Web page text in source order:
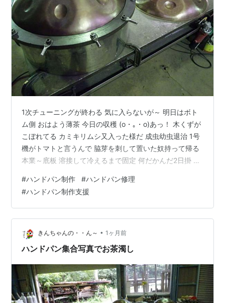
1次チューニングが終わる 気に入らないが～ 明日はボト
ム側 おはよう薄茶 今日の収穫 (o・｡・o)あっ！ 木くずが
こぼれてる カミキリムシ又入った様だ 成虫幼虫退治 1号
機がトマトと言うんで 脇芽を刺して置いた奴持って帰る
本業～底板 溶接して冷えるまで固定 何だかんだ2日掛 プ
く 流石にこれだけ付けると 直径で３ｍｍ縮んだ 帰ろう
溜まりの鯉と カラス ～☆。.:*:・'゜ヽ( ´ー`)ノ んじゃ ま
ったね～♪
#ハンドパン制作 #ハンドパン修理
#ハンドパン制作支援
きんちゃんの・・ん～ • 1ヶ月前
ハンドパン集合写真でお茶濁し